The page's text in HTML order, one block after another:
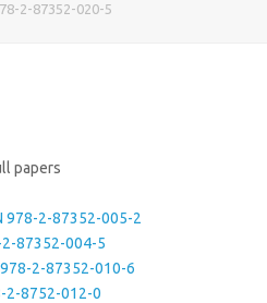
2-87352-020-5
papers
978-2-87352-005-2
2-87352-004-5
978-2-87352-010-6
2-8752-012-0